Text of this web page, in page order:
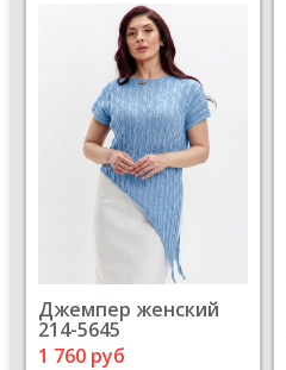
Джемпер женский
214-5645
1 760 руб